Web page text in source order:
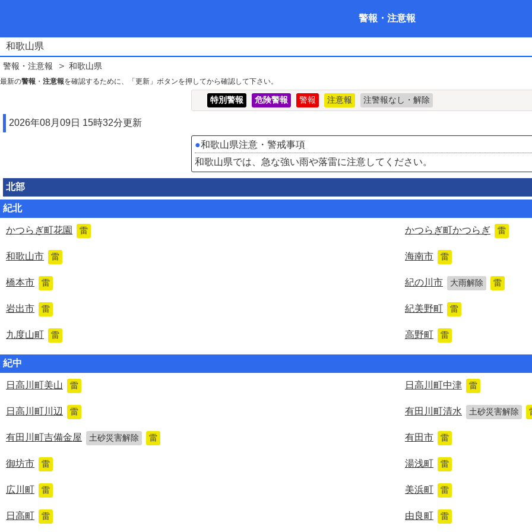
警報 ・ 注意報
和歌山県
警報 ・ 注意報 和歌山県
最新の警報 ・ 注意報を確認するために、「更新」ボタンを押してから確認して下さい。
特別警報 危険警報 警報 注意報 注警報なし・解除
2026年08月09日 15時32分更新
●和歌山県注意・警戒事項
和歌山県では、急な強い雨や落雷に注意してください。
北部
紀北
かつらぎ町花園 雷 かつらぎ町かつらぎ 雷
和歌山市 雷 海南市 雷
橋本市 雷 紀の川市 大雨解除 雷
岩出市 雷 紀美野町 雷
九度山町 雷 高野町 雷
紀中
日高川町美山 雷 日高川町中津 雷
日高川町川辺 雷 有田川町清水 土砂災害解除
有田川町吉備金屋 土砂災害解除 雷 有田市 雷
御坊市 雷 湯浅町 雷
広川町 雷 美浜町 雷
日高町 雷 由良町 雷